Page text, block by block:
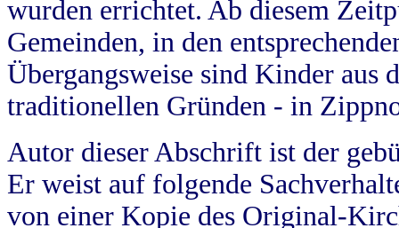
wurden errichtet. Ab diesem
Gemeinden, in den
Übergangsweise sind Kinder aus
traditionellen Gründen - in
Autor dieser Abschrift ist der
Er weist auf folgende
von einer Kopie des Original-